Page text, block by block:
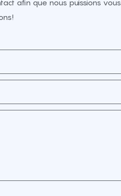
afin que nous puissions vous